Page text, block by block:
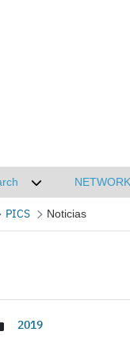
de TEACHING
Desplegar
PICS Noticias
2019